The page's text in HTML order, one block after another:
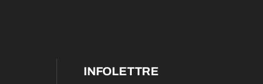
INFOLETTRE